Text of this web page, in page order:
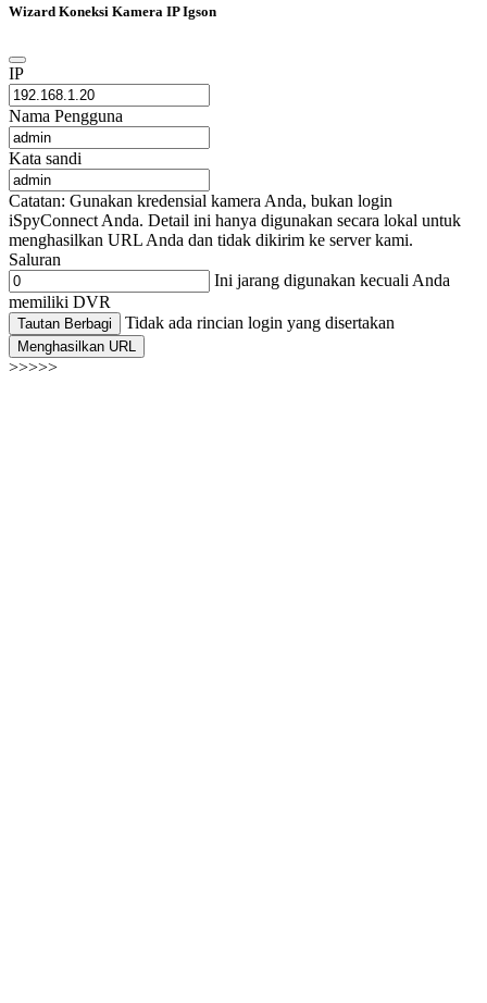
Wizard Koneksi Kamera IP Igson
IP
Nama Pengguna
Kata sandi
Catatan: Gunakan kredensial kamera Anda, bukan login
iSpyConnect Anda. Detail ini hanya digunakan secara lokal untuk
menghasilkan URL Anda dan tidak dikirim ke server kami.
Saluran
Ini jarang digunakan kecuali Anda
memiliki DVR
Tautan Berbagi Tidak ada rincian login yang disertakan
Menghasilkan URL
>>>>>